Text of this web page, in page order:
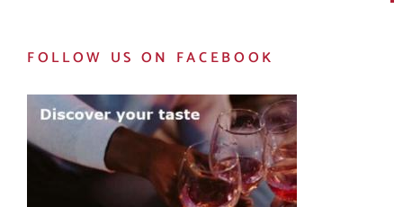
FOLLOW US ON FACEBOOK